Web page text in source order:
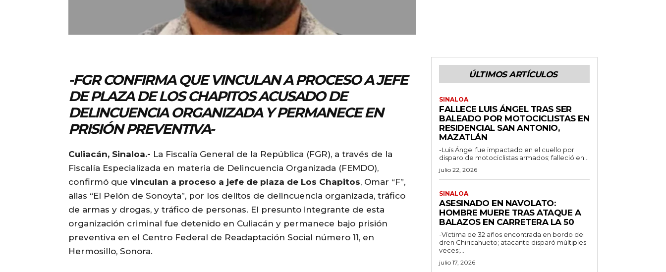
-FGR CONFIRMA QUE VINCULAN A PROCESO A JEFE
DE PLAZA DE LOS CHAPITOS ACUSADO DE
DELINCUENCIA ORGANIZADA Y PERMANECE EN
PRISIÓN PREVENTIVA-
Culiacán, Sinaloa.- La Fiscalía General de la República (FGR), a través de la
Fiscalía Especializada en materia de Delincuencia Organizada (FEMDO),
confirmó que vinculan a proceso a jefe de plaza de Los Chapitos, Omar “F”,
alias “El Pelón de Sonoyta”, por los delitos de delincuencia organizada, tráfico
de armas y drogas, y tráfico de personas. El presunto integrante de esta
organización criminal fue detenido en Culiacán y permanece bajo prisión
preventiva en el Centro Federal de Readaptación Social número 11, en
Hermosillo, Sonora.
ÚLTIMOS ARTÍCULOS
SINALOA
FALLECE LUIS ÁNGEL TRAS SER
BALEADO POR MOTOCICLISTAS EN
RESIDENCIAL SAN ANTONIO,
MAZATLÁN
-Luis Ángel fue impactado en el cuello por
disparo de motociclistas armados; falleció en...
julio 22, 2026
SINALOA
ASESINADO EN NAVOLATO:
HOMBRE MUERE TRAS ATAQUE A
BALAZOS EN CARRETERA LA 50
-Víctima de 32 años encontrada en bordo del
dren Chiricahueto; atacante disparó múltiples
veces;...
julio 17, 2026